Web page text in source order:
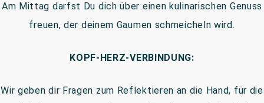
Am Mittag darfst Du dich über einen kulinarischen Genuss
freuen, der deinem Gaumen schmeicheln wird.
KOPF-HERZ-VERBINDUNG:
Wir geben dir Fragen zum Reflektieren an die Hand, für die